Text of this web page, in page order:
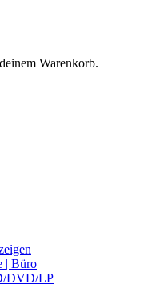
Warenkorb.
| Büro
DVD/LP